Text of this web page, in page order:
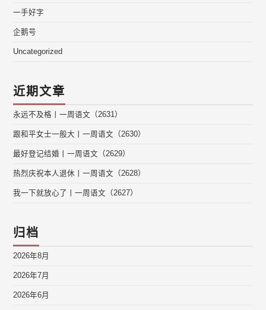
一手好字
企鹅号
Uncategorized
近期文章
永远不及格丨一周语文（2631）
跟和平女士一般大丨一周语文（2630）
最好登记结婚丨一周语文（2629）
热烈庆祝本人退休丨一周语文（2628）
我一下就放心了丨一周语文（2627）
归档
2026年8月
2026年7月
2026年6月